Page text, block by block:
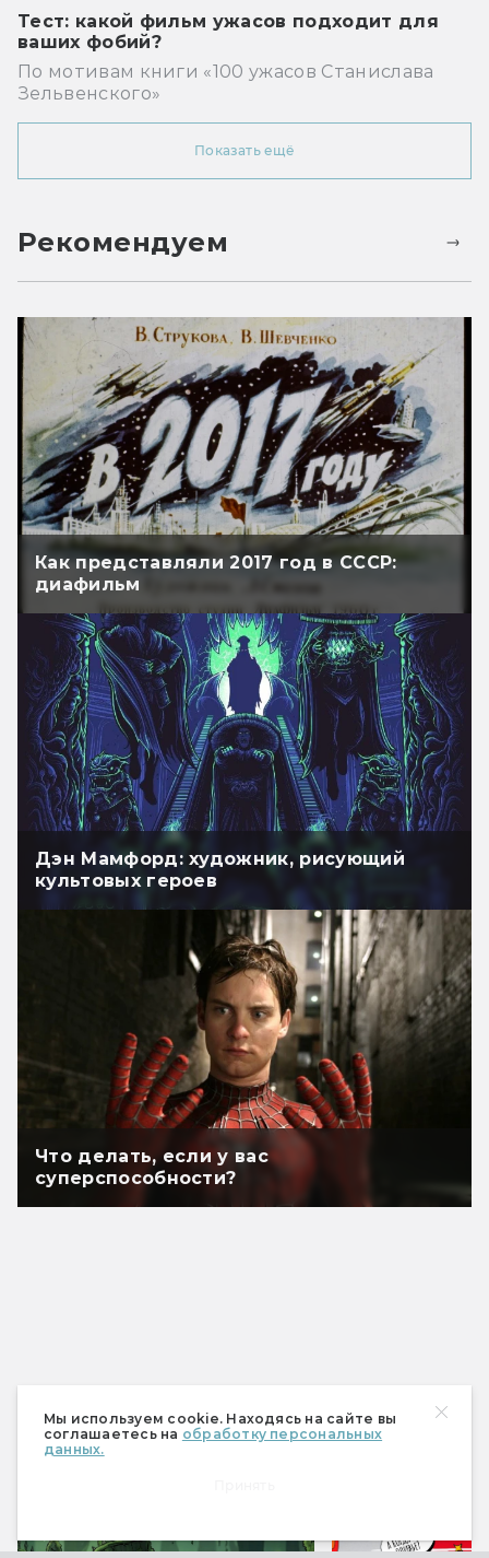
Мы используем cookie. Находясь на сайте вы
соглашаетесь на обработку персональных
данных.
Тест: какой фильм ужасов подходит для
ваших фобий?
По мотивам книги «100 ужасов Станислава
Зельвенского»
Показать ещё
Рекомендуем
Как представляли 2017 год в СССР:
диафильм
Дэн Мамфорд: художник, рисующий
культовых героев
Что делать, если у вас
суперспособности?
Спецпроекты